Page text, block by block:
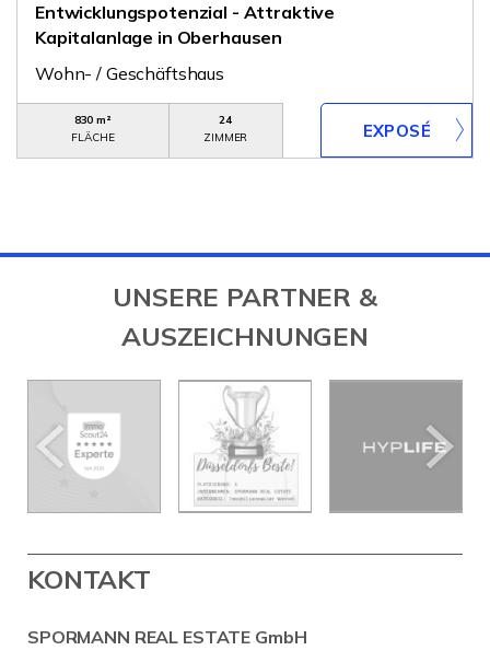
Entwicklungspotenzial - Attraktive
Kapitalanlage in Oberhausen
Wohn- / Geschäftshaus
830 m²
FLÄCHE
24
ZIMMER
UNSERE PARTNER &
AUSZEICHNUNGEN
KONTAKT
SPORMANN REAL ESTATE GmbH